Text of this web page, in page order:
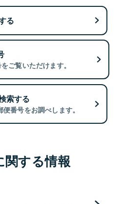
る
ご覧いただけます。
索する
番号をお調べします。
関する情報